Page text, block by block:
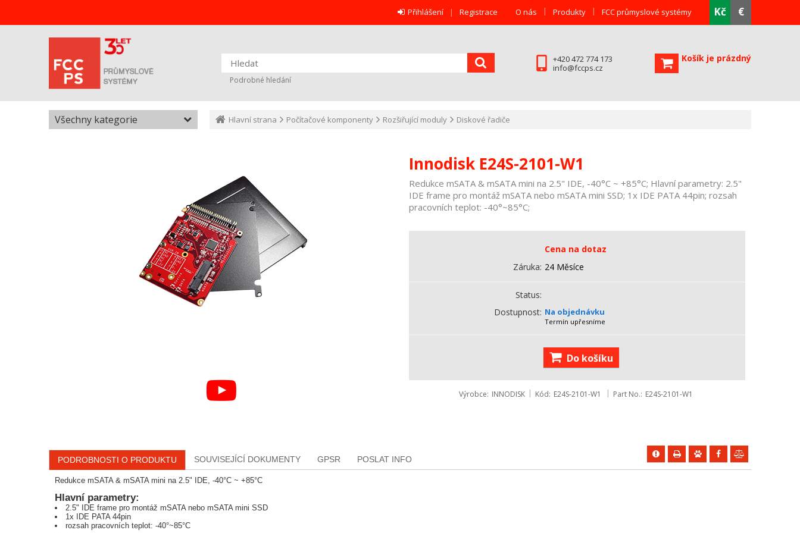
Kč €
O nás Produkty FCC průmyslové systémy
Přihlášení Registrace
Košík je prázdný
+420 472 774 173
info@fccps.cz
Podrobné hledání
Všechny kategorie Hlavní strana Počítačové komponenty Rozšiřující moduly Diskové řadiče
Innodisk E24S-2101-W1
Redukce mSATA & mSATA mini na 2.5" IDE, -40°C ~ +85°C; Hlavní parametry: 2.5"
IDE frame pro montáž mSATA nebo mSATA mini SSD; 1x IDE PATA 44pin; rozsah
pracovních teplot: -40°~85°C;
Cena na dotaz
Záruka 24 Měsíce
Status
Dostupnost Na objednávku
Termín upřesníme
Do košíku
Výrobce INNODISK Kód E24S-2101-W1 Part No. E24S-2101-W1
PODROBNOSTI O PRODUKTU SOUVISEJÍCÍ DOKUMENTY GPSR POSLAT INFO
Redukce mSATA & mSATA mini na 2.5" IDE, -40°C ~ +85°C
Hlavní parametry:
2.5" IDE frame pro montáž mSATA nebo mSATA mini SSD
1x IDE PATA 44pin
rozsah pracovních teplot: -40°~85°C